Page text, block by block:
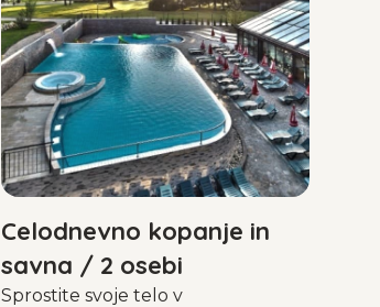
Celodnevno kopanje in
savna / 2 osebi
Sprostite svoje telo v